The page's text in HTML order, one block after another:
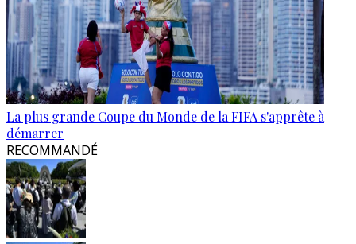
La plus grande Coupe du Monde de la FIFA s'apprête à
démarrer
RECOMMANDÉ